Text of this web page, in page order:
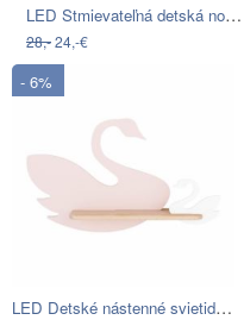
LED Stmievateľná detská nočná lampička…
28,-24,-€
- 6%
LED Detské nástenné svietidlo s…